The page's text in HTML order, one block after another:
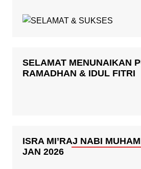
SELAMAT MENUNAIKAN
RAMADHAN & IDUL FITRI
ISRA MI’RAJ NABI
JAN 2026